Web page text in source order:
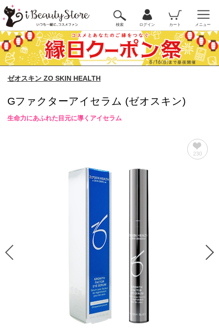
検索 ログイン カート メニュー
ゼオスキン ZO SKIN HEALTH
Gファクターアイセラム (ゼオスキン)
生命力にあふれた目元に導くアイセラム
230